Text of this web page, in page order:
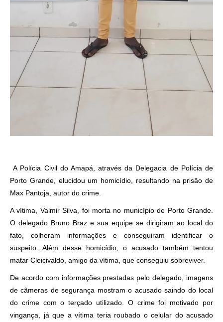
A Polícia Civil do Amapá, através da Delegacia de Polícia de
Porto Grande, elucidou um homicídio, resultando na prisão de
Max Pantoja, autor do crime.
A vítima, Valmir Silva, foi morta no município de Porto Grande.
O delegado Bruno Braz e sua equipe se dirigiram ao local do
fato, colheram informações e conseguiram identificar o
suspeito. Além desse homicídio, o acusado também tentou
matar Cleicivaldo, amigo da vítima, que conseguiu sobreviver.
De acordo com informações prestadas pelo delegado, imagens
de câmeras de segurança mostram o acusado saindo do local
do crime com o terçado utilizado. O crime foi motivado por
vingança, já que a vítima teria roubado o celular do acusado